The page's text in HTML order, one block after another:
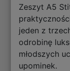
Zeszyt A5
jeden z
odrobinę
młodszych
upominek.